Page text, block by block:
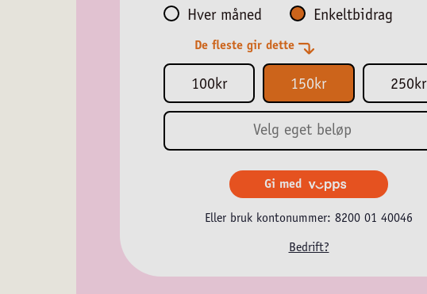
Hver måned Enkeltbidrag
100kr
De fleste gir dette
150kr 250kr
Gi med
Eller bruk kontonummer: 8200 01 40046
Bedrift?